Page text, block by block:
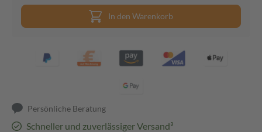
In den Warenkorb
Persönliche Beratung
Schneller und zuverlässiger Versand³